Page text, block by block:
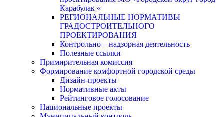
Карабулак «
РЕГИОНАЛЬНЫЕ НОРМАТИВЫ
ГРАДОСТРОИТЕЛЬНОГО
ПРОЕКТИРОВАНИЯ
Контрольно – надзорная деятельность
Полезные ссылки
Примирительная комиссия
Формирование комфортной городской среды
Дизайн-проекты
Нормативные акты
Рейтинговое голосование
Национальные проекты